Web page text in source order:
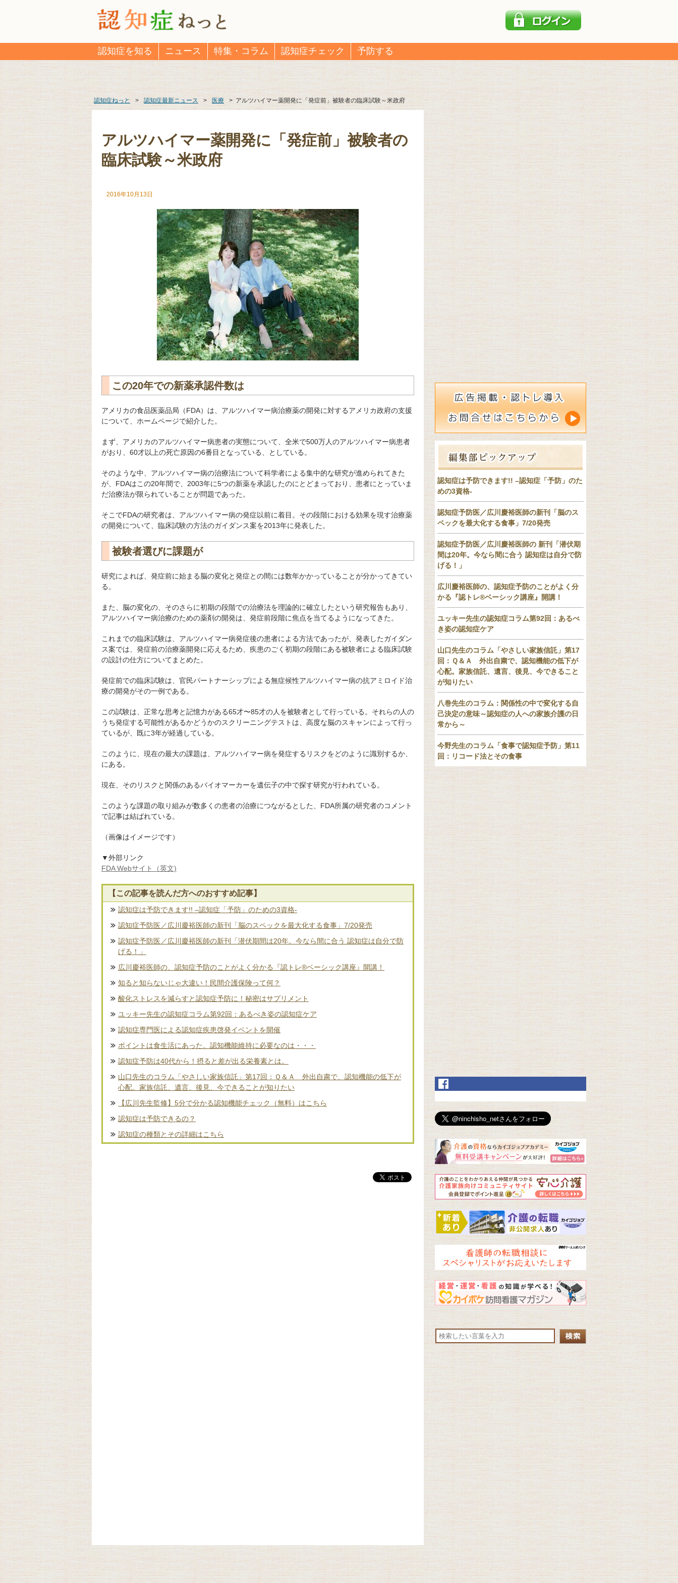
認知症を知る ニュース 特集・コラム 認知症チェック 予防する
認知症ねっと > 認知症最新ニュース > 医療 > アルツハイマー薬開発に「発症前」被験者の臨床試験～米政府
アルツハイマー薬開発に「発症前」被験者の
臨床試験～米政府
2016年10月13日
この20年での新薬承認件数は
アメリカの食品医薬品局（FDA）は、アルツハイマー病治療薬の開発に対するアメリカ政府の支援
について、ホームページで紹介した。
まず、アメリカのアルツハイマー病患者の実態について、全米で500万人のアルツハイマー病患者
がおり、60才以上の死亡原因の6番目となっている、としている。
そのような中、アルツハイマー病の治療法について科学者による集中的な研究が進められてきた
が、FDAはこの20年間で、2003年に5つの新薬を承認したのにとどまっており、患者にとっていま
だ治療法が限られていることが問題であった。
そこでFDAの研究者は、アルツハイマー病の発症以前に着目。その段階における効果を現す治療薬
の開発について、臨床試験の方法のガイダンス案を2013年に発表した。
被験者選びに課題が
研究によれば、発症前に始まる脳の変化と発症との間には数年かかっていることが分かってきてい
る。
また、脳の変化の、そのさらに初期の段階での治療法を理論的に確立したという研究報告もあり、
アルツハイマー病治療のための薬剤の開発は、発症前段階に焦点を当てるようになってきた。
これまでの臨床試験は、アルツハイマー病発症後の患者による方法であったが、発表したガイダン
ス案では、発症前の治療薬開発に応えるため、疾患のごく初期の段階にある被験者による臨床試験
の設計の仕方についてまとめた。
発症前での臨床試験は、官民パートナーシップによる無症候性アルツハイマー病の抗アミロイド治
療の開発がその一例である。
この試験は、正常な思考と記憶力がある65才〜85才の人を被験者として行っている。それらの人の
うち発症する可能性があるかどうかのスクリーニングテストは、高度な脳のスキャンによって行っ
ているが、既に3年が経過している。
このように、現在の最大の課題は、アルツハイマー病を発症するリスクをどのように識別するか、
にある。
現在、そのリスクと関係のあるバイオマーカーを遺伝子の中で探す研究が行われている。
このような課題の取り組みが数多くの患者の治療につながるとした、FDA所属の研究者のコメント
で記事は結ばれている。
（画像はイメージです）
▼外部リンク
FDA Webサイト（英文)
【この記事を読んだ方へのおすすめ記事】
認知症は予防できます!! –認知症「予防」のための3資格-
認知症予防医／広川慶裕医師の新刊「脳のスペックを最大化する食事」7/20発売
認知症予防医／広川慶裕医師の新刊「潜伏期間は20年。今なら間に合う 認知症は自分で防
げる！」
広川慶裕医師の、認知症予防のことがよく分かる『認トレ®️ベーシック講座』開講！
知ると知らないじゃ大違い！民間介護保険って何？
酸化ストレスを減らすと認知症予防に！秘密はサプリメント
ユッキー先生の認知症コラム第92回：あるべき姿の認知症ケア
認知症専門医による認知症疾患啓発イベントを開催
ポイントは食生活にあった。認知機能維持に必要なのは・・・
認知症予防は40代から！摂ると差が出る栄養素とは。
山口先生のコラム「やさしい家族信託」第17回：Ｑ＆Ａ 外出自粛で、認知機能の低下が
心配。家族信託、遺言、後見、今できることが知りたい
【広川先生監修】5分で分かる認知機能チェック（無料）はこちら
認知症は予防できるの？
認知症の種類とその詳細はこちら
認知症は予防できます!! –認知症「予防」のた
めの3資格-
認知症予防医／広川慶裕医師の新刊「脳のス
ペックを最大化する食事」7/20発売
認知症予防医／広川慶裕医師の 新刊「潜伏期
間は20年。今なら間に合う 認知症は自分で防
げる！」
広川慶裕医師の、認知症予防のことがよく分
かる『認トレ®️ベーシック講座』開講！
ユッキー先生の認知症コラム第92回：あるべ
き姿の認知症ケア
山口先生のコラム「やさしい家族信託」第17
回：Ｑ＆Ａ 外出自粛で、認知機能の低下が
心配。家族信託、遺言、後見、今できること
が知りたい
八巻先生のコラム：関係性の中で変化する自
己決定の意味～認知症の人への家族介護の日
常から～
今野先生のコラム「食事で認知症予防」第11
回：リコード法とその食事